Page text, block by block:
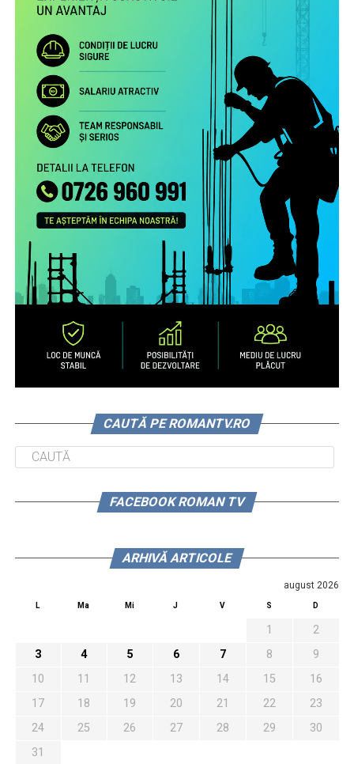
CAUTĂ PE ROMANTV.RO
FACEBOOK ROMAN TV
ARHIVĂ ARTICOLE
august 2026
L Ma Mi J V S D
1
2
3
4 5 6 7 8
9
10
11 12 13 14 15
16
17
18 19 20 21 22
23
24
25 26 27 28 29
30
31